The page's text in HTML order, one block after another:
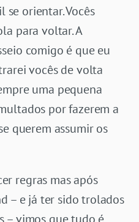
orientar. Vocês
para voltar. A
comigo é que eu
vocês de volta
uma pequena
por fazerem a
querem assumir os
regras mas após
– e já ter sido trolados
– vimos que tudo é